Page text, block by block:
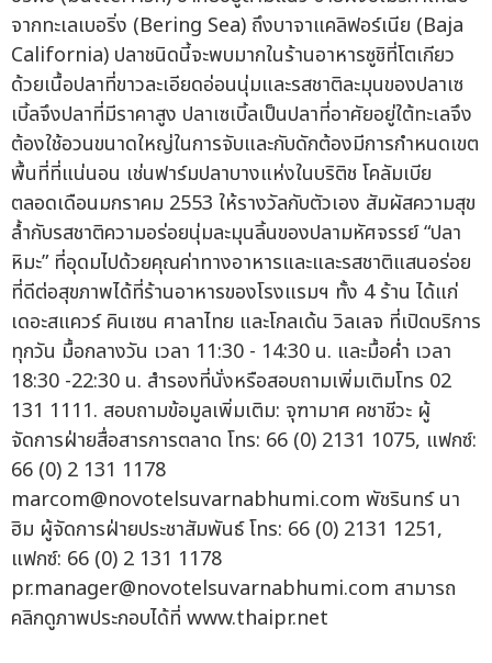
จากทะเลเบอริ่ง (Bering Sea) ถึงบาจาแคลิฟอร์เนีย (Baja
California) ปลาชนิดนี้จะพบมากในร้านอาหารซูชิที่โตเกียว
ด้วยเนื้อปลาที่ขาวละเอียดอ่อนนุ่มและรสชาติละมุนของปลาเซ
เบิ้ลจึงปลาที่มีราคาสูง ปลาเซเบิ้ลเป็นปลาที่อาศัยอยู่ใต้ทะเลจึง
ต้องใช้อวนขนาดใหญ่ในการจับและกับดักต้องมีการกำหนดเขต
พื้นที่ที่แน่นอน เช่นฟาร์มปลาบางแห่งในบริติช โคลัมเบีย
ตลอดเดือนมกราคม 2553 ให้รางวัลกับตัวเอง สัมผัสความสุข
ล้ำกับรสชาติความอร่อยนุ่มละมุนลิ้นของปลามหัศจรรย์ “ปลา
หิมะ” ที่อุดมไปด้วยคุณค่าทางอาหารและและรสชาติแสนอร่อย
ที่ดีต่อสุขภาพได้ที่ร้านอาหารของโรงแรมฯ ทั้ง 4 ร้าน ได้แก่
เดอะสแควร์ คินเซน ศาลาไทย และโกลเด้น วิลเลจ ที่เปิดบริการ
ทุกวัน มื้อกลางวัน เวลา 11:30 - 14:30 น. และมื้อค่ำ เวลา
18:30 -22:30 น. สำรองที่นั่งหรือสอบถามเพิ่มเติมโทร 02
131 1111. สอบถามข้อมูลเพิ่มเติม: จุฑามาศ คชาชีวะ ผู้
จัดการฝ่ายสื่อสารการตลาด โทร: 66 (0) 2131 1075, แฟกซ์:
66 (0) 2 131 1178
marcom@novotelsuvarnabhumi.com พัชรินทร์ นา
ฮิม ผู้จัดการฝ่ายประชาสัมพันธ์ โทร: 66 (0) 2131 1251,
แฟกซ์: 66 (0) 2 131 1178
pr.manager@novotelsuvarnabhumi.com สามารถ
คลิกดูภาพประกอบได้ที่ www.thaipr.net